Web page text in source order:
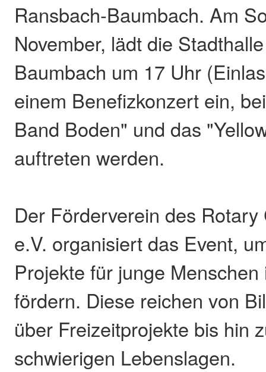
Ransbach-Baumbach. Am
November, lädt die
Baumbach um 17 Uhr
einem Benefizkonzert ein,
Band Boden" und das
auftreten werden.
Der Förderverein des
e.V. organisiert das Event,
Projekte für junge
fördern. Diese reichen von
über Freizeitprojekte bis hin
schwierigen Lebenslagen.